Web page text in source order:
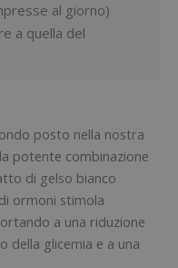
al giorno)
a quella del
posto nella nostra
potente combinazione
di gelso bianco
ormoni stimola
a una riduzione
della glicemia e a una